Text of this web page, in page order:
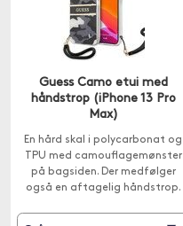
Guess Camo etui med
håndstrop (iPhone 13 Pro
Max)
En hård skal i polycarbonat og
TPU med camouflagemønster
på bagsiden. Der medfølger
også en aftagelig håndstrop.